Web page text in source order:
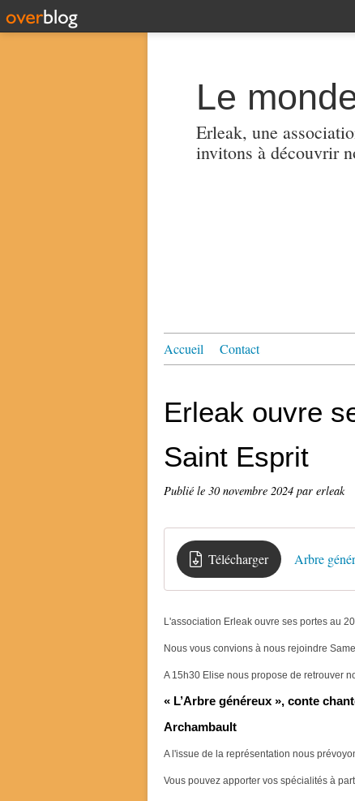
Le
Erleak, une
invitons à découvrir
Accueil Contact
Erleak ouvre
Saint Esprit
Publié le 30 novembre 2024 par erleak
Télécharger Arbre
L'association Erleak ouvre ses portes au
Nous vous convions à nous rejoindre
A 15h30 Elise nous propose de retrouver
« L’Arbre généreux », conte
Archambault
A l'issue de la représentation nous
Vous pouvez apporter vos spécialités à